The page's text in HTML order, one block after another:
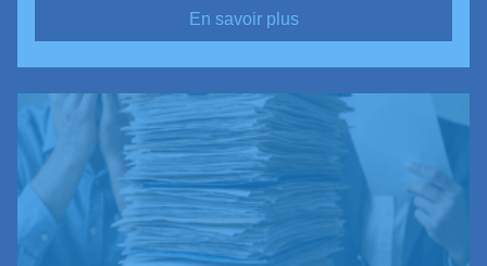
En savoir plus